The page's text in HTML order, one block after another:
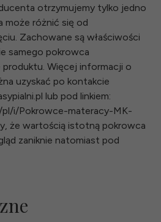
otrzymujemy tylko jedno
może różnić się od
Zachowane są właściwości
samego pokrowca
Więcej informacji o
uzyskać po kontakcie
lub pod linkiem:
i/Pokrowce-materacy-MK-
że wartością istotną pokrowca
zaniknie natomiast pod